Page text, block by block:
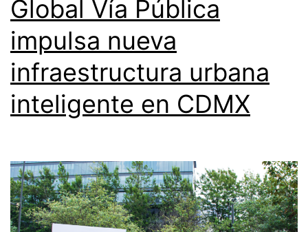
Global Vía Pública
impulsa nueva
infraestructura urbana
inteligente en CDMX